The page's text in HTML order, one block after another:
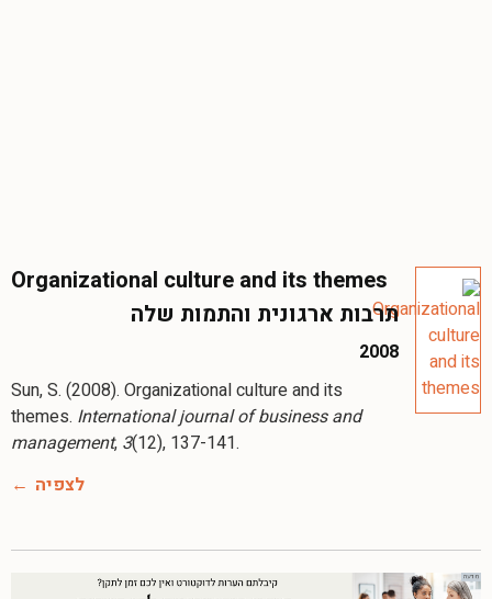
Organizational culture and its themes
תרבות ארגונית והתמות שלה
2008
Sun, S. (2008). Organizational culture and its
themes. International journal of business and
management, 3(12), 137-141.
לצפיה